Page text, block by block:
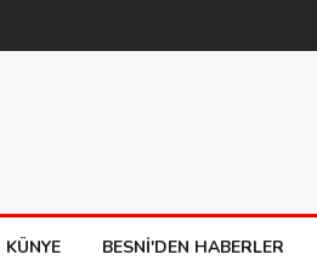
KÜNYE BESNI'DEN HABERLER